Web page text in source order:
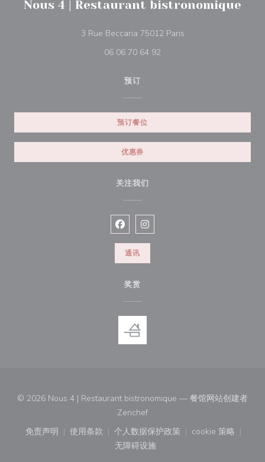
Nous 4 | Restaurant bistronomique
3 Rue Beccaria 75012 Paris((在新窗口中打开))
06 06 70 64 92
预订
预订餐位
优惠券
关注我们
Facebook ((在新窗口中打开))
Instagram ((在新窗口中打开))
通讯
奖赏
© 2026 Nous 4 | Restaurant bistronomique — 餐馆网站创建者
Zenchef((在新窗口中打开))
免责声明
((在新窗口中打开))
使用条款
((在新窗口中打开))
个人数据保护政策
((在新窗口中打开))
cookie 策略
((在新窗口
无障碍设施
((在新窗口中打开))